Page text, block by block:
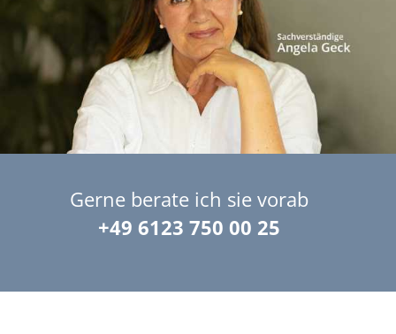
Gerne berate ich sie vorab
+49 6123 750 00 25